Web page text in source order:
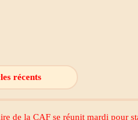
récents
de la CAF se réunit mardi pour